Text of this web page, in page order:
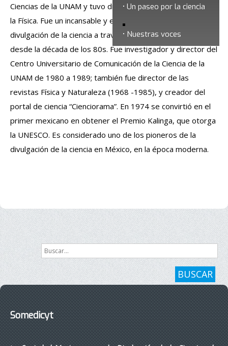
Un paseo por la ciencia
Nuestras voces
Ciencias de la UNAM y tuvo diversos logros en el campo de
la Física. Fue un incansable y entusiasta promotor de la
divulgación de la ciencia a través de diversos proyectos
desde la década de los 80s. Fue investigador y director del
Centro Universitario de Comunicación de la Ciencia de la
UNAM de 1980 a 1989; también fue director de las
revistas Física y Naturaleza (1968 -1985), y creador del
portal de ciencia “Cienciorama”. En 1974 se convirtió en el
primer mexicano en obtener el Premio Kalinga, que otorga
la UNESCO. Es considerado uno de los pioneros de la
divulgación de la ciencia en México, en la época moderna.
Buscar...
BUSCAR
Somedicyt